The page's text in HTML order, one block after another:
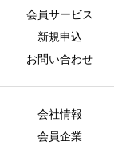
会員サービス
新規申込
お問い合わせ
会社情報
会員企業